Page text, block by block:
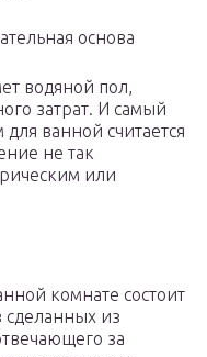
основа
водяной пол,
затрат. И самый
ванной считается
не так
или
комнате состоит
сделанных из
за